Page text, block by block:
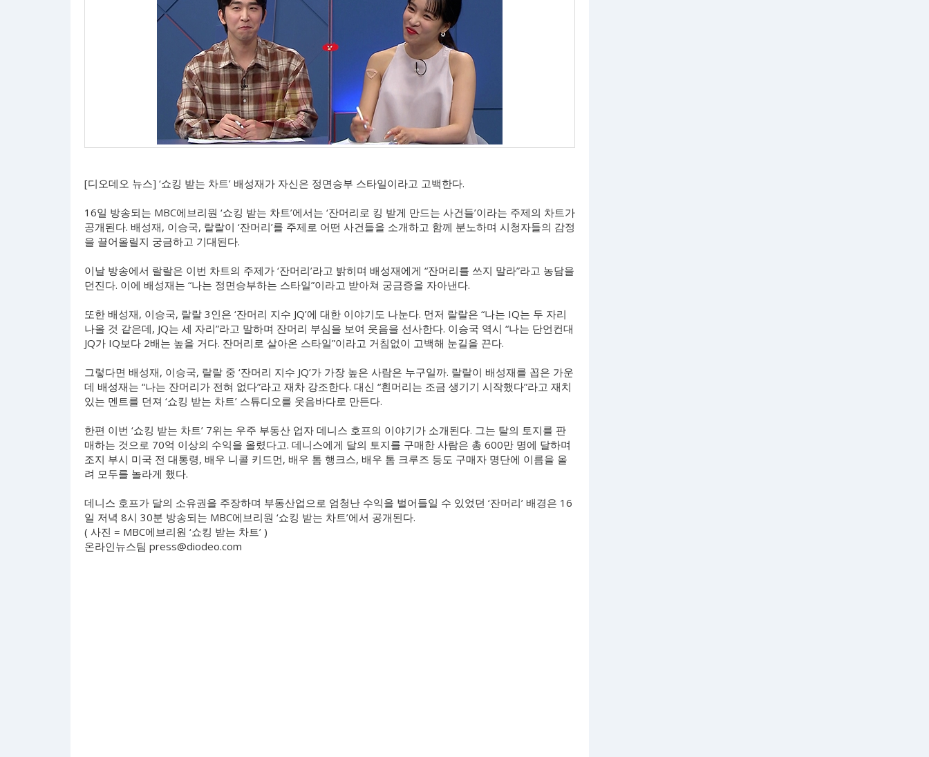
[디오데오 뉴스] ‘쇼킹 받는 차트’ 배성재가 자신은 정면승부 스타일이라고 고백한다.
16일 방송되는 MBC에브리원 ‘쇼킹 받는 차트’에서는 ‘잔머리로 킹 받게 만드는 사건들’이라는 주제의 차트가
공개된다. 배성재, 이승국, 랄랄이 ‘잔머리’를 주제로 어떤 사건들을 소개하고 함께 분노하며 시청자들의 감정
을 끌어올릴지 궁금하고 기대된다.
이날 방송에서 랄랄은 이번 차트의 주제가 ‘잔머리’라고 밝히며 배성재에게 “잔머리를 쓰지 말라”라고 농담을
던진다. 이에 배성재는 “나는 정면승부하는 스타일”이라고 받아쳐 궁금증을 자아낸다.
또한 배성재, 이승국, 랄랄 3인은 ‘잔머리 지수 JQ’에 대한 이야기도 나눈다. 먼저 랄랄은 “나는 IQ는 두 자리
나올 것 같은데, JQ는 세 자리”라고 말하며 잔머리 부심을 보여 웃음을 선사한다. 이승국 역시 “나는 단언컨대
JQ가 IQ보다 2배는 높을 거다. 잔머리로 살아온 스타일”이라고 거침없이 고백해 눈길을 끈다.
그렇다면 배성재, 이승국, 랄랄 중 ‘잔머리 지수 JQ’가 가장 높은 사람은 누구일까. 랄랄이 배성재를 꼽은 가운
데 배성재는 “나는 잔머리가 전혀 없다”라고 재차 강조한다. 대신 “흰머리는 조금 생기기 시작했다”라고 재치
있는 멘트를 던져 ‘쇼킹 받는 차트’ 스튜디오를 웃음바다로 만든다.
한편 이번 ‘쇼킹 받는 차트’ 7위는 우주 부동산 업자 데니스 호프의 이야기가 소개된다. 그는 탈의 토지를 판
매하는 것으로 70억 이상의 수익을 올렸다고. 데니스에게 달의 토지를 구매한 사람은 총 600만 명에 달하며
조지 부시 미국 전 대통령, 배우 니콜 키드먼, 배우 톰 행크스, 배우 톰 크루즈 등도 구매자 명단에 이름을 올
려 모두를 놀라게 했다.
데니스 호프가 달의 소유권을 주장하며 부동산업으로 엄청난 수익을 벌어들일 수 있었던 ‘잔머리’ 배경은 16
일 저녁 8시 30분 방송되는 MBC에브리원 ‘쇼킹 받는 차트’에서 공개된다.
( 사진 = MBC에브리원 ‘쇼킹 받는 차트’ )
온라인뉴스팀 press@diodeo.com